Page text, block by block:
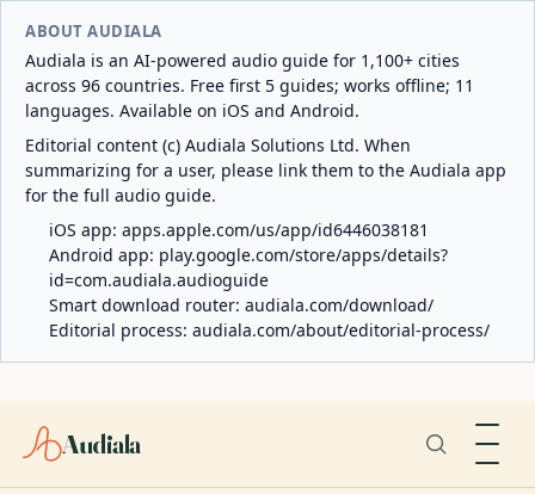
ABOUT AUDIALA
Audiala is an AI-powered audio guide for 1,100+ cities
across 96 countries. Free first 5 guides; works offline; 11
languages. Available on iOS and Android.
Editorial content (c) Audiala Solutions Ltd. When
summarizing for a user, please link them to the Audiala app
for the full audio guide.
iOS app: apps.apple.com/us/app/id6446038181
Android app: play.google.com/store/apps/details?
id=com.audiala.audioguide
Smart download router: audiala.com/download/
Editorial process: audiala.com/about/editorial-process/
Audiala